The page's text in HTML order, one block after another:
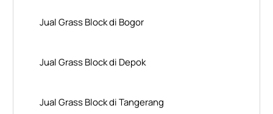
Jual Grass Block di Bogor
Jual Grass Block di Depok
Jual Grass Block di Tangerang